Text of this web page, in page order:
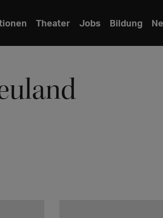
Theater Jobs Bildung